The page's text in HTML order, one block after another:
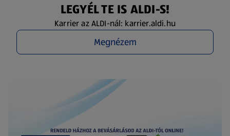
LEGYÉL TE IS ALDI-S!
Karrier az ALDI-nál: karrier.aldi.hu
Megnézem